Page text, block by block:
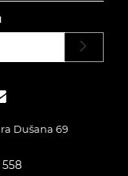
Dušana 69
558